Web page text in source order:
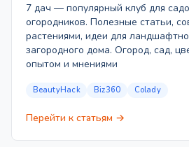
7 дач — популярный клуб для
огородников. Полезные статьи,
растениями, идеи для
загородного дома. Огород, сад,
опытом и мнениями
BeautyHack Biz360 Colady
Перейти к статьям →